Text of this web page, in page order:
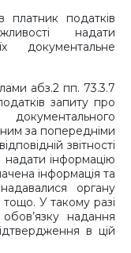
платник податків
надати
документальне
абз.2 пп. 73.3.7
запиту про
за попередніми
звітності
надати інформацію
інформація та
органу
тощо. У такому разі
обов’язку надання
в цій